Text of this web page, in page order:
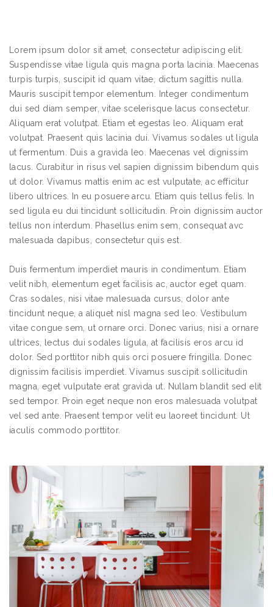
Lorem ipsum dolor sit amet, consectetur adipiscing elit.
Suspendisse vitae ligula quis magna porta lacinia. Maecenas
turpis turpis, suscipit id quam vitae, dictum sagittis nulla.
Mauris suscipit tempor elementum. Integer condimentum
dui sed diam semper, vitae scelerisque lacus consectetur.
Aliquam erat volutpat. Etiam et egestas leo. Aliquam erat
volutpat. Praesent quis lacinia dui. Vivamus sodales ut ligula
ut fermentum. Duis a gravida leo. Maecenas vel dignissim
lacus. Curabitur in risus vel sapien dignissim bibendum quis
ut dolor. Vivamus mattis enim ac est vulputate, ac efficitur
libero ultrices. In eu posuere arcu. Etiam quis tellus felis. In
sed ligula eu dui tincidunt sollicitudin. Proin dignissim auctor
tellus non interdum. Phasellus enim sem, consequat avc
malesuada dapibus, consectetur quis est.
Duis fermentum imperdiet mauris in condimentum. Etiam
velit nibh, elementum eget facilisis ac, auctor eget quam.
Cras sodales, nisi vitae malesuada cursus, dolor ante
tincidunt neque, a aliquet nisl magna sed leo. Vestibulum
vitae congue sem, ut ornare orci. Donec varius, nisi a ornare
ultrices, lectus dui sodales ligula, at facilisis eros arcu id
dolor. Sed porttitor nibh quis orci posuere fringilla. Donec
dignissim facilisis imperdiet. Vivamus suscipit sollicitudin
magna, eget vulputate erat gravida ut. Nullam blandit sed elit
sed tempor. Proin eget neque non eros malesuada volutpat
vel sed ante. Praesent tempor velit eu laoreet tincidunt. Ut
iaculis commodo porttitor.